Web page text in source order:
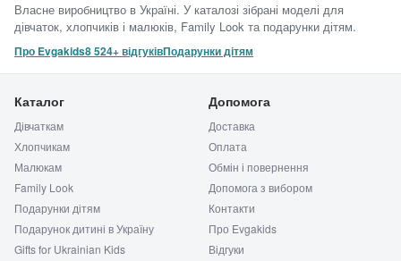
Власне виробництво в Україні. У каталозі зібрані моделі для
дівчаток, хлопчиків і малюків, Family Look та подарунки дітям.
Про Evgakids8 524+ відгуківПодарунки дітям
Каталог
Дівчаткам
Хлопчикам
Малюкам
Family Look
Подарунки дітям
Подарунок дитині в Україну
Gifts for Ukrainian Kids
Допомога
Доставка
Оплата
Обмін і повернення
Допомога з вибором
Контакти
Про Evgakids
Відгуки